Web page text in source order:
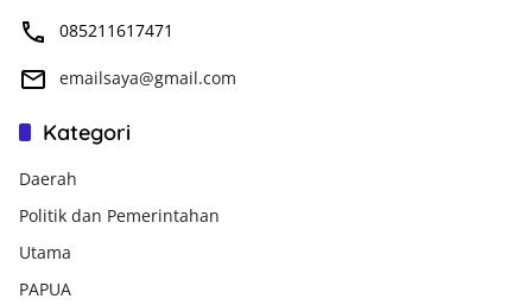
085211617471
emailsaya@gmail.com
Kategori
Daerah
Politik dan Pemerintahan
Utama
PAPUA